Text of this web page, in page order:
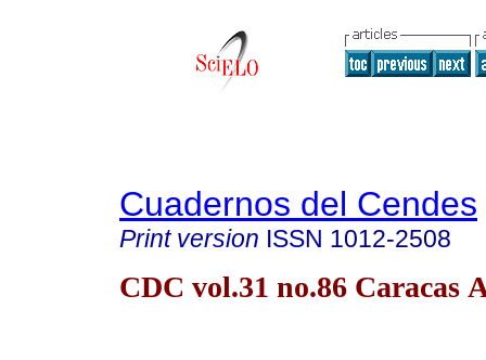
Cuadernos del Cendes
Print version ISSN 1012-2508
CDC vol.31 no.86 Caracas